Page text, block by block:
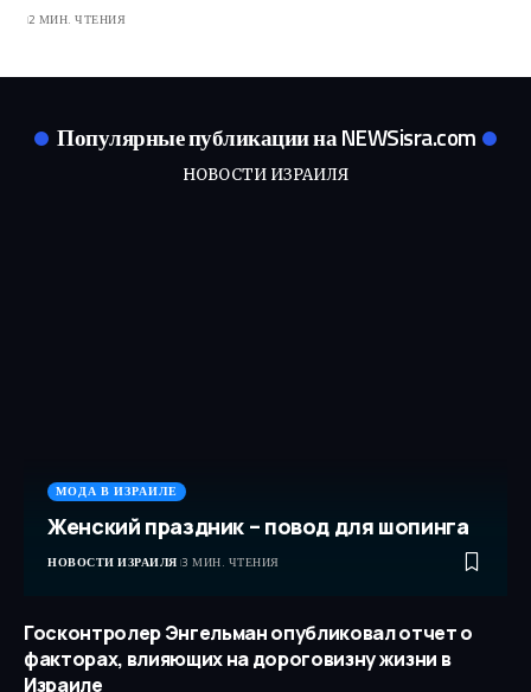
2 МИН. ЧТЕНИЯ
Популярные публикации на NEWSisra.com
НОВОСТИ ИЗРАИЛЯ
МОДА В ИЗРАИЛЕ
Женский праздник – повод для шопинга
НОВОСТИ ИЗРАИЛЯ 3 МИН. ЧТЕНИЯ
Госконтролер Энгельман опубликовал отчет о
факторах, влияющих на дороговизну жизни в
Израиле